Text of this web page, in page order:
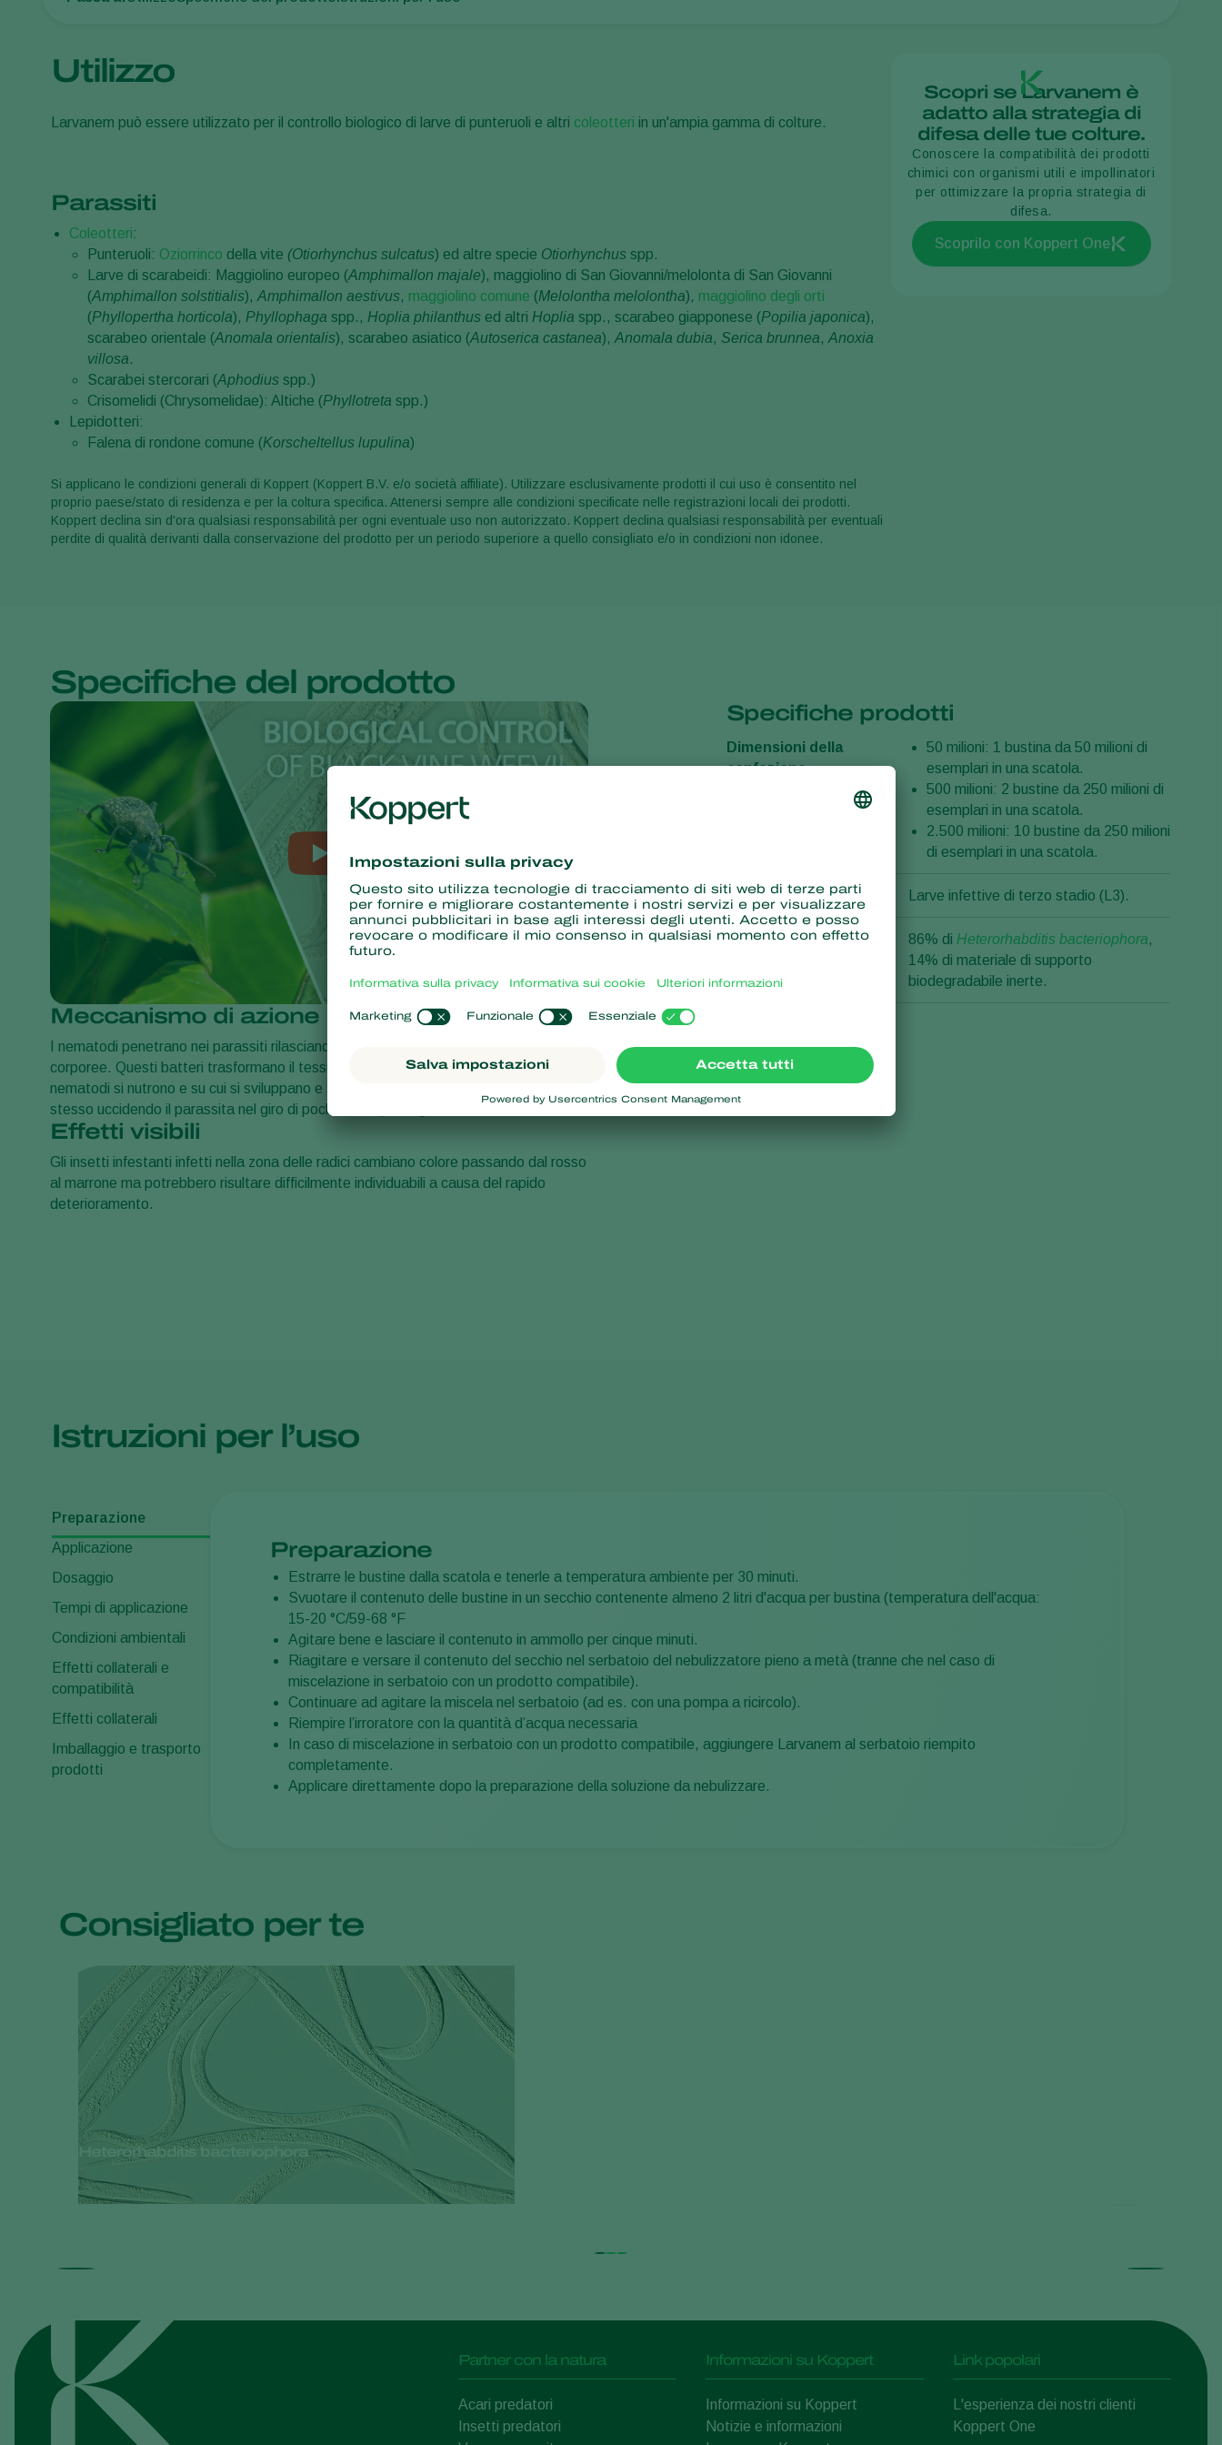
Turkey
USA
United Kingdom
Utilizzo
Larvanem può essere utilizzato per il controllo biologico di larve di punteruoli e altri coleotteri in un'ampia gamma di colture.
Parassiti
Coleotteri:
Punteruoli: Oziorrinco della vite (Otiorhynchus sulcatus) ed altre specie Otiorhynchus spp.
Larve di scarabeidi: Maggiolino europeo (Amphimallon majale), maggiolino di San Giovanni/melolonta di San Giovanni
(Amphimallon solstitialis), Amphimallon aestivus, maggiolino comune (Melolontha melolontha), maggiolino degli orti
(Phyllopertha horticola), Phyllophaga spp., Hoplia philanthus ed altri Hoplia spp., scarabeo giapponese (Popilia japonica),
scarabeo orientale (Anomala orientalis), scarabeo asiatico (Autoserica castanea), Anomala dubia, Serica brunnea, Anoxia
villosa.
Scarabei stercorari (Aphodius spp.)
Crisomelidi (Chrysomelidae): Altiche (Phyllotreta spp.)
Lepidotteri:
Falena di rondone comune (Korscheltellus lupulina)
Si applicano le condizioni generali di Koppert (Koppert B.V. e/o società affiliate). Utilizzare esclusivamente prodotti il cui uso è consentito nel
proprio paese/stato di residenza e per la coltura specifica. Attenersi sempre alle condizioni specificate nelle registrazioni locali dei prodotti.
Koppert declina sin d'ora qualsiasi responsabilità per ogni eventuale uso non autorizzato. Koppert declina qualsiasi responsabilità per eventuali
perdite di qualità derivanti dalla conservazione del prodotto per un periodo superiore a quello consigliato e/o in condizioni non idonee.
Scopri se Larvanem è
adatto alla strategia di
difesa delle tue colture.
Conoscere la compatibilità dei prodotti
chimici con organismi utili e impollinatori
per ottimizzare la propria strategia di
difesa.
Scoprilo con Koppert One
Specifiche del prodotto
Meccanismo di azione
I nematodi penetrano nei parassiti rilasciando batteri simbiotici nelle loro cavità
corporee. Questi batteri trasformano il tessuto dell'ospite in una fonte di cibo di cui i
nematodi si nutrono e su cui si sviluppano e si riproducono all'interno dell'ospite
stesso uccidendo il parassita nel giro di poche ore o pochi giorni dall'infezione.
Effetti visibili
Gli insetti infestanti infetti nella zona delle radici cambiano colore passando dal rosso
al marrone ma potrebbero risultare difficilmente individuabili a causa del rapido
deterioramento.
Specifiche prodotti
Dimensioni della
confezione
50 milioni: 1 bustina da 50 milioni di
esemplari in una scatola.
500 milioni: 2 bustine da 250 milioni di
esemplari in una scatola.
2.500 milioni: 10 bustine da 250 milioni
di esemplari in una scatola.
Fase di sviluppo Larve infettive di terzo stadio (L3).
Concentrazione 86% di Heterorhabditis bacteriophora,
14% di materiale di supporto
biodegradabile inerte.
Istruzioni per l’uso
Preparazione
Applicazione
Dosaggio
Tempi di applicazione
Condizioni ambientali
Effetti collaterali e
compatibilità
Effetti collaterali
Imballaggio e trasporto
prodotti
Preparazione
Estrarre le bustine dalla scatola e tenerle a temperatura ambiente per 30 minuti.
Svuotare il contenuto delle bustine in un secchio contenente almeno 2 litri d'acqua per bustina (temperatura dell'acqua:
15-20 °C/59-68 °F
Agitare bene e lasciare il contenuto in ammollo per cinque minuti.
Riagitare e versare il contenuto del secchio nel serbatoio del nebulizzatore pieno a metà (tranne che nel caso di
miscelazione in serbatoio con un prodotto compatibile).
Continuare ad agitare la miscela nel serbatoio (ad es. con una pompa a ricircolo).
Riempire l’irroratore con la quantità d’acqua necessaria
In caso di miscelazione in serbatoio con un prodotto compatibile, aggiungere Larvanem al serbatoio riempito
completamente.
Applicare direttamente dopo la preparazione della soluzione da nebulizzare.
Consigliato per te
Heterorhabditis bacteriophora
Partner con la natura
Acari predatori
Insetti predatori
Informazioni su Koppert
Informazioni su Koppert
Notizie e informazioni
Link popolari
L'esperienza dei nostri clienti
Koppert One